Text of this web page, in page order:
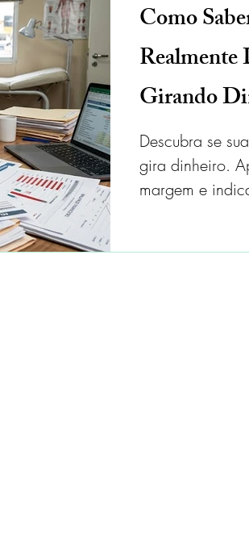
Como
Girando
Descubra se
gira dinheiro.
margem e